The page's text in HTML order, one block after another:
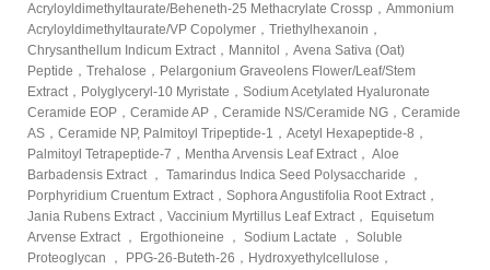
Acryloyldimethyltaurate/Beheneth-25 Methacrylate Crossp，Ammonium
Acryloyldimethyltaurate/VP Copolymer，Triethylhexanoin，
Chrysanthellum Indicum Extract，Mannitol，Avena Sativa (Oat)
Peptide，Trehalose，Pelargonium Graveolens Flower/Leaf/Stem
Extract，Polyglyceryl-10 Myristate，Sodium Acetylated Hyaluronate
Ceramide EOP，Ceramide AP，Ceramide NS/Ceramide NG，Ceramide
AS，Ceramide NP, Palmitoyl Tripeptide-1，Acetyl Hexapeptide-8，
Palmitoyl Tetrapeptide-7，Mentha Arvensis Leaf Extract， Aloe
Barbadensis Extract ， Tamarindus Indica Seed Polysaccharide ，
Porphyridium Cruentum Extract，Sophora Angustifolia Root Extract，
Jania Rubens Extract，Vaccinium Myrtillus Leaf Extract， Equisetum
Arvense Extract ， Ergothioneine ， Sodium Lactate ， Soluble
Proteoglycan ， PPG-26-Buteth-26，Hydroxyethylcellulose，